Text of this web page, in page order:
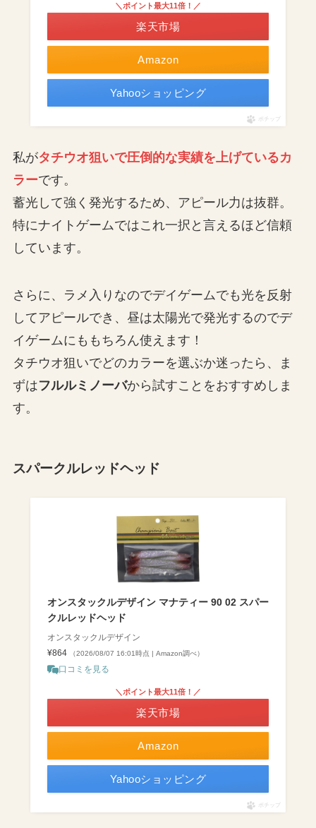
Amazon
＼ポイント最大11倍！／
楽天市場
Yahooショッピング
ポチップ
私がタチウオ狙いで圧倒的な実績を上げているカ
ラーです。
蓄光して強く発光するため、アピール力は抜群。
特にナイトゲームではこれ一択と言えるほど信頼
しています。
さらに、ラメ入りなのでデイゲームでも光を反射
してアピールでき、昼は太陽光で発光するのでデ
イゲームにももちろん使えます！
タチウオ狙いでどのカラーを選ぶか迷ったら、ま
ずはフルルミノーバから試すことをおすすめしま
す。
スパークルレッドヘッド
オンスタックルデザイン マナティー 90 02 スパー
クルレッドヘッド
オンスタックルデザイン
¥864
（2026/08/07 16:01時点 | Amazon調べ）
口コミを見る
Amazon
＼ポイント最大11倍！／
楽天市場
Yahooショッピング
ポチップ